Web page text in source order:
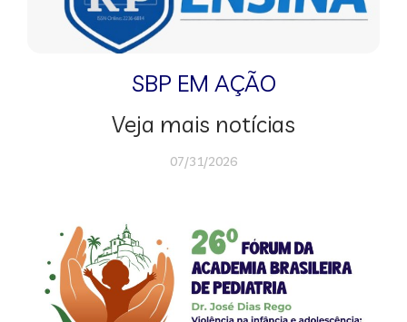
SBP EM AÇÃO
Veja mais notícias
07/31/2026